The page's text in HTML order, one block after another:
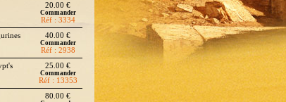
20.00 €
Commander
Réf : 3334
40.00 €
Commander
Réf : 2938
25.00 €
Commander
Réf : 13353
80.00 €